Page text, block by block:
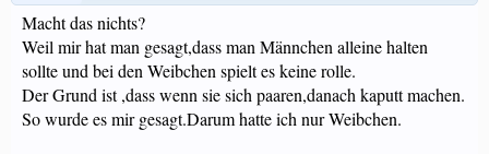
Macht das nichts?
Weil mir hat man gesagt,dass man Männchen alleine halten
sollte und bei den Weibchen spielt es keine rolle.
Der Grund ist ,dass wenn sie sich paaren,danach kaputt machen.
So wurde es mir gesagt.Darum hatte ich nur Weibchen.